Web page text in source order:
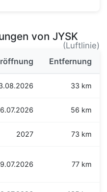
von JYSK
(Luftlinie)
Entfernung
33 km
56 km
2027 73 km
77 km